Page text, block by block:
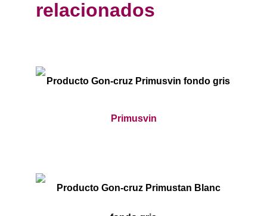
relacionados
Primusvin